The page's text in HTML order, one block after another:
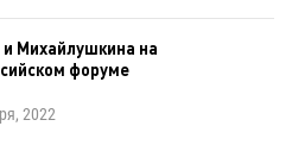
и Михайлушкина на
форуме
2022